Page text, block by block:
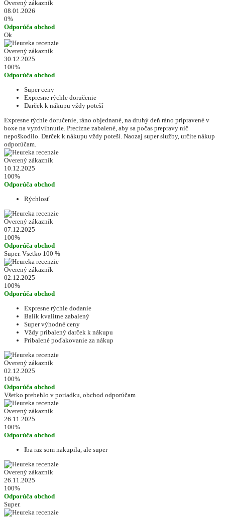
Overený zákazník
08.01.2026
0%
Odporúča obchod
Ok
Overený zákazník
30.12.2025
100%
Odporúča obchod
Super ceny
Expresne rýchle doručenie
Darček k nákupu vždy poteší
Expresne rýchle doručenie, ráno objednané, na druhý deň ráno pripravené v
boxe na vyzdvihnutie. Precízne zabalené, aby sa počas prepravy nič
nepoškodilo. Darček k nákupu vždy poteší. Naozaj super služby, určite nákup
odporúčam.
Overený zákazník
10.12.2025
100%
Odporúča obchod
Rýchlosť
Overený zákazník
07.12.2025
100%
Odporúča obchod
Super. Vsetko 100 %
Overený zákazník
02.12.2025
100%
Odporúča obchod
Expresne rýchle dodanie
Balík kvalitne zabalený
Super výhodné ceny
Vždy pribalený darček k nákupu
Pribalené poďakovanie za nákup
Overený zákazník
02.12.2025
100%
Odporúča obchod
Všetko prebehlo v poriadku, obchod odporúčam
Overený zákazník
26.11.2025
100%
Odporúča obchod
Iba raz som nakupila, ale super
Overený zákazník
26.11.2025
100%
Odporúča obchod
Super.